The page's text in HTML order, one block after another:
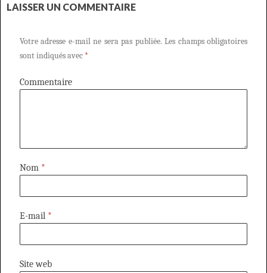
LAISSER UN COMMENTAIRE
Votre adresse e-mail ne sera pas publiée. Les champs obligatoires
sont indiqués avec *
Commentaire
Nom *
E-mail *
Site web